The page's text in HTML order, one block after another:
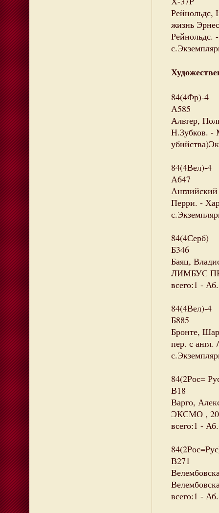
Рейнольдс,
жизнь
84(4Фр)-4
А585
Альтер,
Н.Зубков. -
84(4Вел)-4
А647
Перри. -
84(4Серб)
Б346
Баяц,
ЛИМБУС
всего:1 -
84(4Вел)-4
Б885
Бронте,
пер. с
84(2Рос=
В18
Варго,
ЭКСМО ,
всего:1 -
В271
всего:1 -